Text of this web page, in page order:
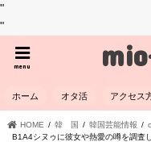
"
"
menu
ホーム オタ活 アクセス
HOME 韓 国 韓国芸能情報
B1A4シヌゥに彼女や熱愛の噂を調査